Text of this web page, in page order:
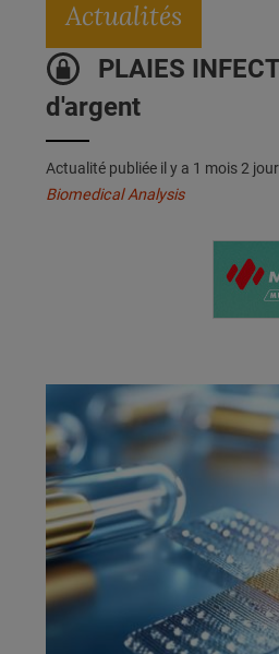
Actualités
PLAIES
d'argent
Actualité publiée il y a 1 mois 2
Biomedical Analysis